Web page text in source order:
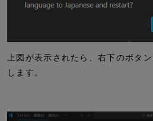
上図が表示されたら、右下のボタ
します。